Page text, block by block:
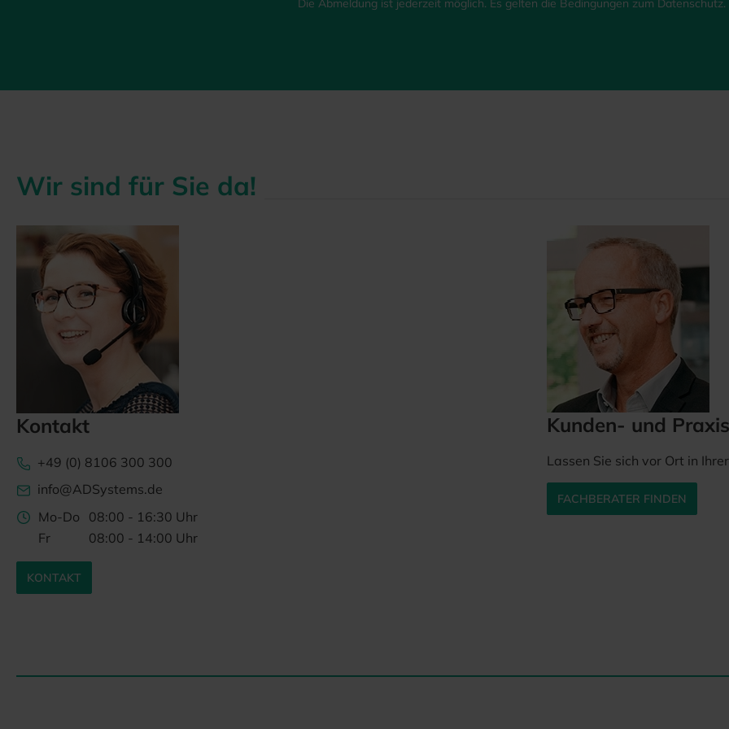
Die Abmeldung ist jederzeit möglich. Es gelten die Bedingungen zum
Wir sind für Sie da!
Kontakt
+49 (0) 8106 300 300
info@ADSystems.de
Mo-Do
08:00 - 16:30 Uhr
Fr
08:00 - 14:00 Uhr
KONTAKT
Kunden- und
Lassen Sie sich vor Ort in
FACHBERATER FINDEN